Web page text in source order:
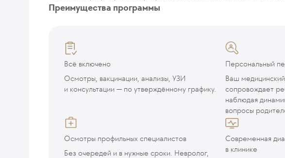
Преимущества программы
Всё включено
Осмотры, вакцинации, анализы, УЗИ
и консультации — по утверждённому графику.
Персональный
Ваш
сопровождает
наблюдая
вопросы
Осмотры профильных специалистов
Без очередей и в нужные сроки. Невролог,
Современная
в клинике